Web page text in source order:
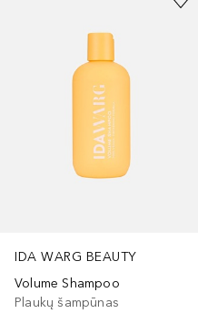
IDA WARG BEAUTY
Volume Shampoo
Plaukų šampūnas